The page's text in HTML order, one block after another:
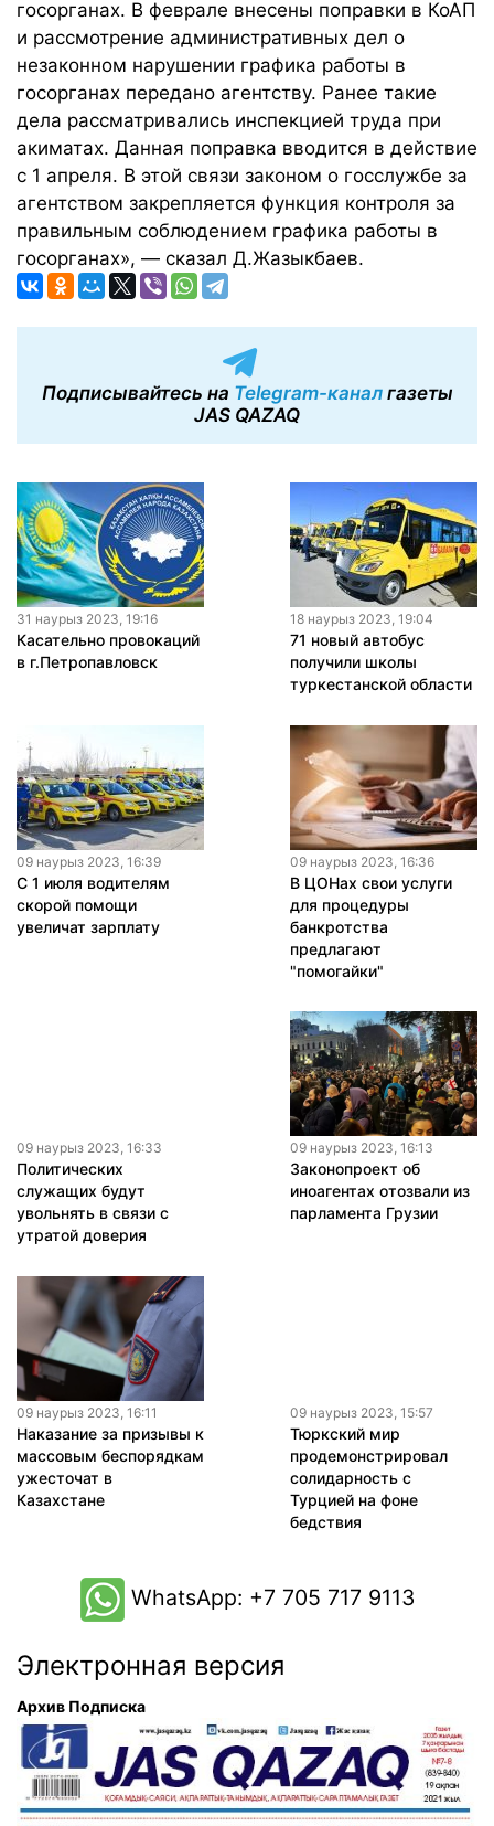
госорганах. В феврале внесены поправки в КоАП
и рассмотрение административных дел о
незаконном нарушении графика работы в
госорганах передано агентству. Ранее такие
дела рассматривались инспекцией труда при
акиматах. Данная поправка вводится в действие
с 1 апреля. В этой связи законом о госслужбе за
агентством закрепляется функция контроля за
правильным соблюдением графика работы в
госорганах», — сказал Д.Жазыкбаев.
Подписывайтесь на Telegram-каналгазеты
JAS QAZAQ
31 наурыз 2023, 19:16
Касательно провокаций
в г.Петропавловск
18 наурыз 2023, 19:04
71 новый автобус
получили школы
туркестанской области
09 наурыз 2023, 16:39
С 1 июля водителям
скорой помощи
увеличат зарплату
09 наурыз 2023, 16:36
В ЦОНах свои услуги
для процедуры
банкротства
предлагают
"помогайки"
09 наурыз 2023, 16:33
Политических
служащих будут
увольнять в связи с
утратой доверия
09 наурыз 2023, 16:13
Законопроект об
иноагентах отозвали из
парламента Грузии
09 наурыз 2023, 16:11
Наказание за призывы к
массовым беспорядкам
ужесточат в
Казахстане
09 наурыз 2023, 15:57
Тюркский мир
продемонстрировал
солидарность с
Турцией на фоне
бедствия
WhatsApp: +7 705 717 9113
Электронная версия
Архив Подписка